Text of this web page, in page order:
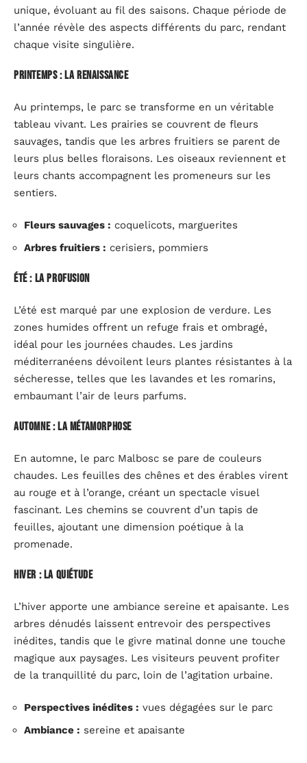
unique, évoluant au fil des saisons. Chaque période de
l’année révèle des aspects différents du parc, rendant
chaque visite singulière.
Printemps : la renaissance
Au printemps, le parc se transforme en un véritable
tableau vivant. Les prairies se couvrent de fleurs
sauvages, tandis que les arbres fruitiers se parent de
leurs plus belles floraisons. Les oiseaux reviennent et
leurs chants accompagnent les promeneurs sur les
sentiers.
Fleurs sauvages : coquelicots, marguerites
Arbres fruitiers : cerisiers, pommiers
Été : la profusion
L’été est marqué par une explosion de verdure. Les
zones humides offrent un refuge frais et ombragé,
idéal pour les journées chaudes. Les jardins
méditerranéens dévoilent leurs plantes résistantes à la
sécheresse, telles que les lavandes et les romarins,
embaumant l’air de leurs parfums.
Automne : la métamorphose
En automne, le parc Malbosc se pare de couleurs
chaudes. Les feuilles des chênes et des érables virent
au rouge et à l’orange, créant un spectacle visuel
fascinant. Les chemins se couvrent d’un tapis de
feuilles, ajoutant une dimension poétique à la
promenade.
Hiver : la quiétude
L’hiver apporte une ambiance sereine et apaisante. Les
arbres dénudés laissent entrevoir des perspectives
inédites, tandis que le givre matinal donne une touche
magique aux paysages. Les visiteurs peuvent profiter
de la tranquillité du parc, loin de l’agitation urbaine.
Perspectives inédites : vues dégagées sur le parc
Ambiance : sereine et apaisante